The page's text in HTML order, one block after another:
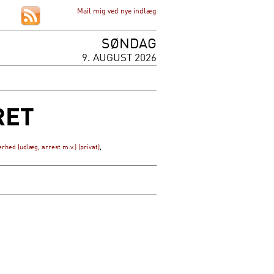
Mail mig ved nye indlæg
SØNDAG
9. AUGUST 2026
(udlæg, arrest m.v.) (privat),